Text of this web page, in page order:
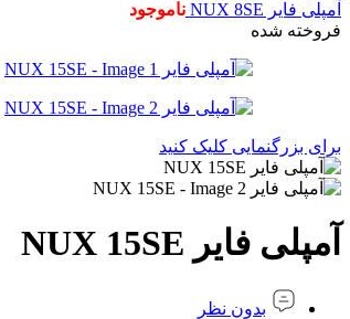
آمپلی فایر NUX 8SE
ناموجود
فروخته شده
برای بزرگنمایی کلیک کنید
آمپلی فایر NUX 15SE
بدون نظر